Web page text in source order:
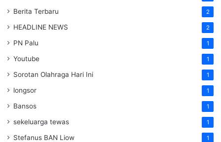
Berita Terbaru 2
HEADLINE NEWS 2
PN Palu 1
Youtube 1
Sorotan Olahraga Hari Ini 1
longsor 1
Bansos 1
sekeluarga tewas 1
Stefanus BAN Liow 1